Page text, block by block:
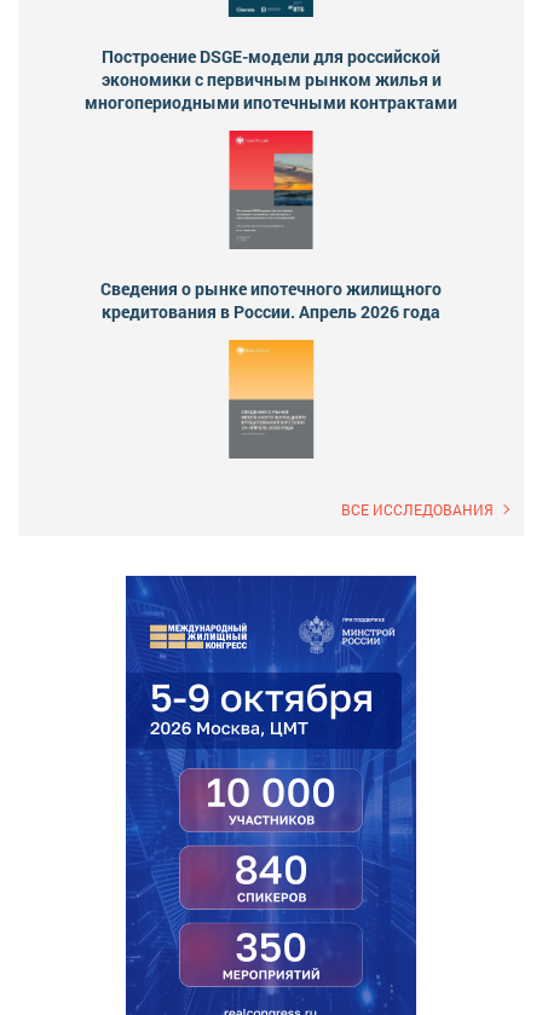
Построение DSGE-модели для российской
экономики с первичным рынком жилья и
многопериодными ипотечными контрактами
Сведения о рынке ипотечного жилищного
кредитования в России. Апрель 2026 года
ВСЕ ИССЛЕДОВАНИЯ